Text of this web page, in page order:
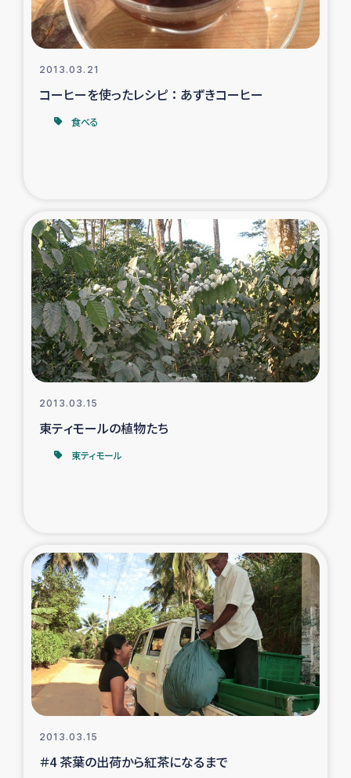
シリア国内避難民・帰還民の生活再建支援
トルコにおけるシリア難民支援事業
インドネシア中部 スラウェシの地震・津波被災者支援
スリランカ 緊急人道支援
スリランカ南部洪水被災者支援
スリランカの南北女性をつなぐサリー・リサイクル・プロ
ジェクト
復興支援事業
女性グループPIFWANITAによる食品加工事業
国内避難民への物資配付および教育支援
ミャンマー緊急支援
タイ国境ミャンマー移民子ども支援
漁民によるマングローブ植林活動
レバノンでのシリア難民への食糧・越冬支援
2013.03.21
コーヒーを使ったレシピ ： あずきコーヒー
食べる
2013.03.15
東ティモールの植物たち
東ティモール
2013.03.15
＃4 茶葉の出荷から紅茶になるまで